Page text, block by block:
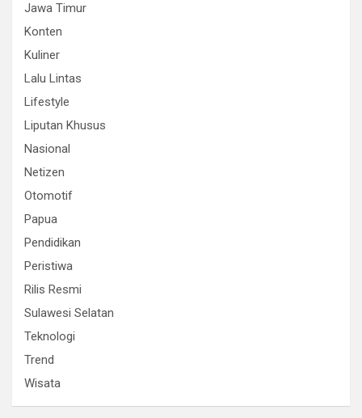
Jawa Timur
Konten
Kuliner
Lalu Lintas
Lifestyle
Liputan Khusus
Nasional
Netizen
Otomotif
Papua
Pendidikan
Peristiwa
Rilis Resmi
Sulawesi Selatan
Teknologi
Trend
Wisata